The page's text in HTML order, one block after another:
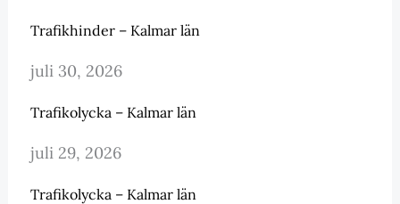
Trafikhinder – Kalmar län
juli 30, 2026
Trafikolycka – Kalmar län
juli 29, 2026
Trafikolycka – Kalmar län